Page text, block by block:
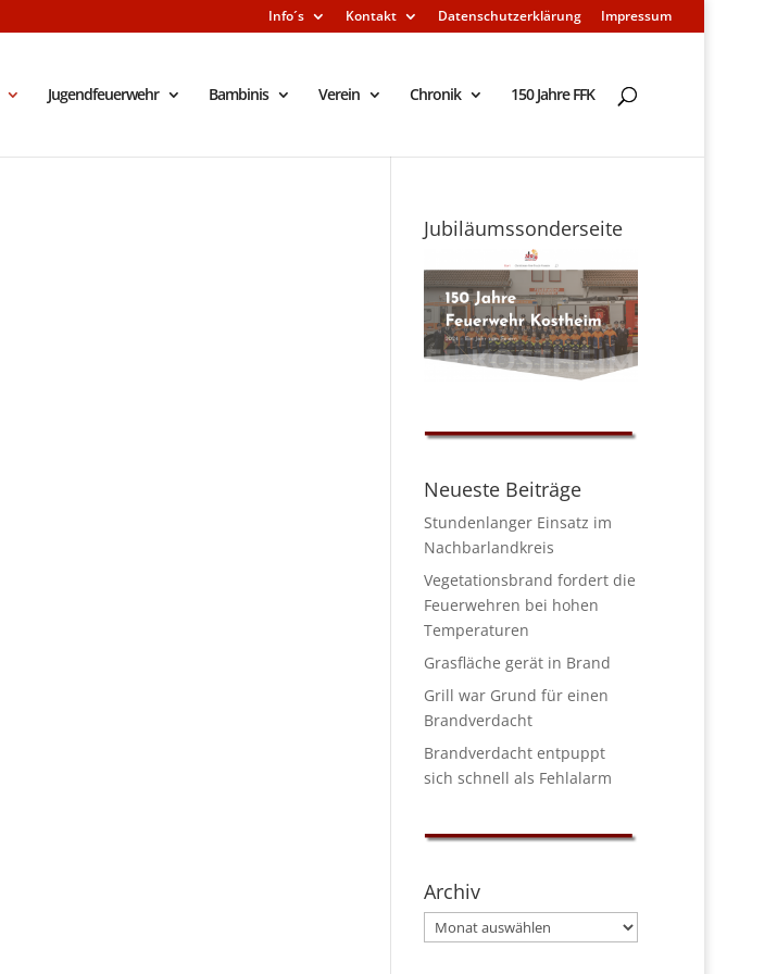
Info´s Kontakt Datenschutzerklärung Impressum
Jugendfeuerwehr Bambinis Verein Chronik 150 Jahre FFK
Jubiläumssonderseite
Neueste Beiträge
Stundenlanger Einsatz im
Nachbarlandkreis
Vegetationsbrand fordert die
Feuerwehren bei hohen
Temperaturen
Grasfläche gerät in Brand
Grill war Grund für einen
Brandverdacht
Brandverdacht entpuppt
sich schnell als Fehlalarm
Archiv
Archiv